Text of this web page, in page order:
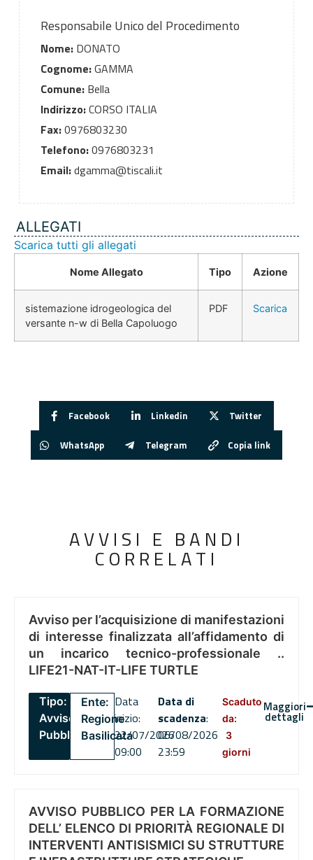
Responsabile Unico del Procedimento
Nome:DONATO
Cognome:GAMMA
Comune:Bella
Indirizzo:CORSO ITALIA
Fax:0976803230
Telefono:0976803231
Email:dgamma@tiscali.it
ALLEGATI
Scarica tutti gli allegati
Nome Allegato Tipo Azione
sistemazione idrogeologica del
versante n-w di Bella Capoluogo
PDF Scarica
Facebook Linkedin Twitter
WhatsApp Telegram Copia link
AVVISI E BANDI
CORRELATI
Avviso per l’acquisizione di manifestazioni
di interesse finalizzata all’affidamento di
un incarico tecnico-professionale ..
LIFE21-NAT-IT-LIFE TURTLE
Tipo:
Avviso
Pubblico
Ente:
Regione
Basilicata
Data
inizio:
22/07/2026
09:00
Data di
scadenza:
06/08/2026
23:59
Scaduto
da:
3
giorni
Maggiori
dettagli
AVVISO PUBBLICO PER LA FORMAZIONE
DELL’ ELENCO DI PRIORITÀ REGIONALE DI
INTERVENTI ANTISISMICI SU STRUTTURE